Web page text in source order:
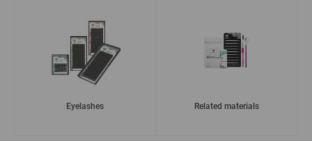
Eyelashes Related materials